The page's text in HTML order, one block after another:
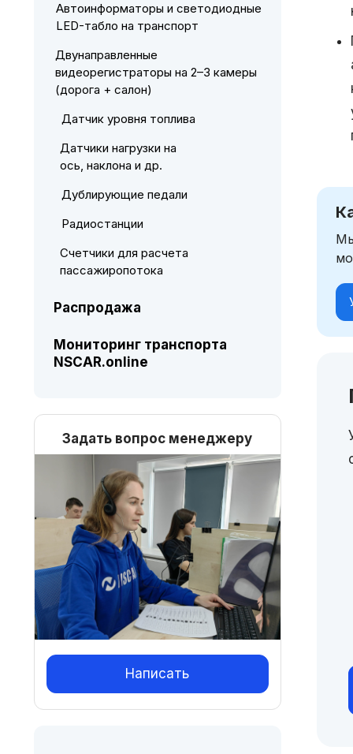
Автоинформаторы и светодиодные
LED-табло на транспорт
Двунаправленные
видеорегистраторы на 2–3 камеры
(дорога + салон)
Датчик уровня топлива
Датчики нагрузки на
ось, наклона и др.
Дублирующие педали
Радиостанции
Счетчики для расчета
пассажиропотока
Распродажа
Мониторинг транспорта
NSCAR.online
Задать вопрос менеджеру
Написать